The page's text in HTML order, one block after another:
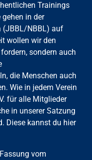
Trainings
gehen in der
(JBBL/NBBL) auf
wollen wir den
sondern auch
die Menschen auch
Wie in jedem Verein
für alle Mitglieder
in unserer Satzung
Diese kannst du hier
vom